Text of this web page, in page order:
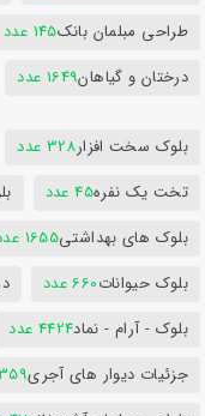
طراحی مبلمان بانک145 عدد
درختان و گیاهان1649 عدد
بلوک سخت افزار328 عدد
تخت یک نفره45 عدد
بلوک های بهداشتی1655 عدد
بلوک حیوانات660 عدد
بلوک - آرام - نماد4424 عدد
جزئیات دیوار های آجری359